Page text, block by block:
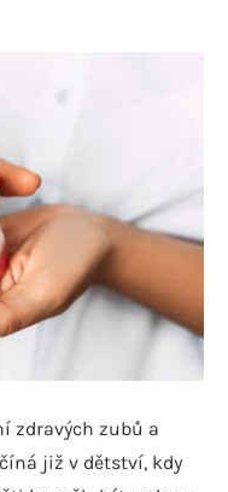
zdravých zubů a
již v dětství, kdy